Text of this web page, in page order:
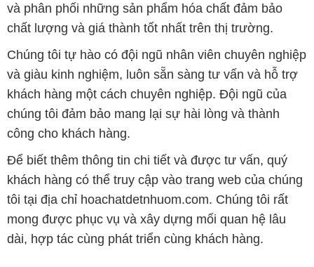
và phân phối những sản phẩm hóa chất đảm bảo
chất lượng và giá thành tốt nhất trên thị trường.
Chúng tôi tự hào có đội ngũ nhân viên chuyên nghiệp
và giàu kinh nghiệm, luôn sẵn sàng tư vấn và hỗ trợ
khách hàng một cách chuyên nghiệp. Đội ngũ của
chúng tôi đảm bảo mang lại sự hài lòng và thành
công cho khách hàng.
Để biết thêm thông tin chi tiết và được tư vấn, quý
khách hàng có thể truy cập vào trang web của chúng
tôi tại địa chỉ hoachatdetnhuom.com. Chúng tôi rất
mong được phục vụ và xây dựng mối quan hệ lâu
dài, hợp tác cùng phát triển cùng khách hàng.